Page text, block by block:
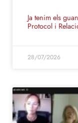
Ja tenim els
Protocol i
28/07/2026